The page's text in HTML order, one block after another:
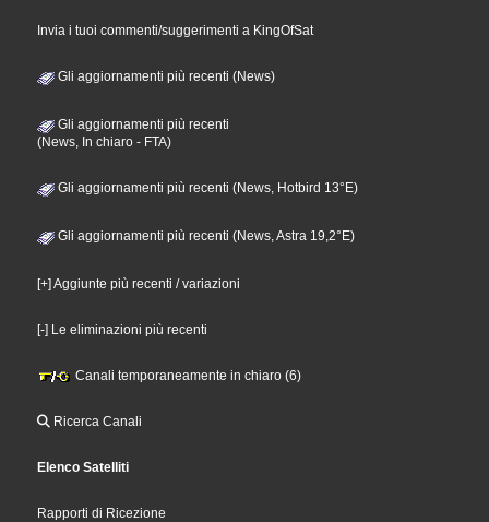
Invia i tuoi commenti/suggerimenti a KingOfSat
Gli aggiornamenti più recenti (News)
Gli aggiornamenti più recenti
(News, In chiaro - FTA)
Gli aggiornamenti più recenti (News, Hotbird 13°E)
Gli aggiornamenti più recenti (News, Astra 19,2°E)
[+] Aggiunte più recenti / variazioni
[-] Le eliminazioni più recenti
Canali temporaneamente in chiaro (6)
Ricerca Canali
Elenco Satelliti
Rapporti di Ricezione